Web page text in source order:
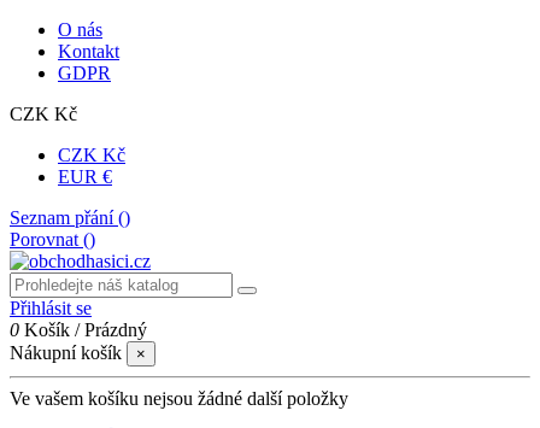
O nás
Kontakt
GDPR
CZK Kč
CZK Kč
EUR €
Seznam přání ()
Porovnat ()
Přihlásit se
0 Košík /Prázdný
Nákupní košík
×
Ve vašem košíku nejsou žádné další položky